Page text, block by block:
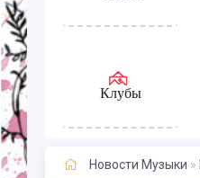
Клубы
Новости Музыки »